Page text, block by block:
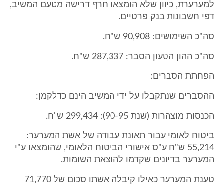
למערערת, כיוון שלא הומצאו חרף דרישה מטעם המשיב,
דפי חשבונות בנק פרטיים.
סה"כ השימושים: 90,908 ש"ח.
סה"כ ההון הטעון הסבר: 287,337 ש"ח.
הפחתת הסברים:
ההסברים שנתקבלו על ידי המשיב הינם כדלקמן:
הכנסות מוצהרות (שנת 90-95): 299,434 ש"ח.
ביטוח לאומי עבור תאונת עבודה של אשת המערער:
55,214 ש"ח ע"ס אישורי הביטוח הלאומי, שהומצאו ע"י
המערער בדיונים שקדמו להוצאת השומות.
טענת המערער כאילו קיבלה אשתו סכום של 71,770